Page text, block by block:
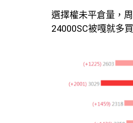
選擇權未平倉量，
24000SC被嘎就多